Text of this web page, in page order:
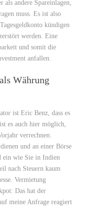
als andere Spareinlagen,
muss. Es ist also
kündigen
werden. Eine
und somit die
anfallen.
Währung
ist Eric Benz, dass es
es auch hier möglich,
verrechnen.
und an einer Börse
ein wie Sie in Indien
nach Steuern kaum
Vermietung
Das hat der
meine Anfrage reagiert